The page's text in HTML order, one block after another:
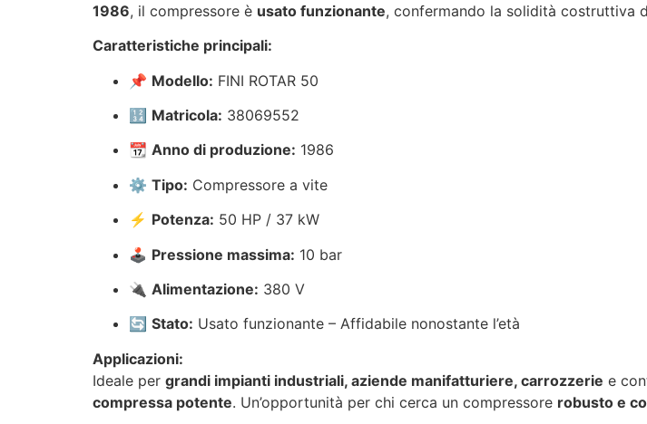
1986, il compressore è usato funzionante, confermando la solidità costruttiva
Caratteristiche principali:
📌 Modello: FINI ROTAR 50
🔢 Matricola: 38069552
📆 Anno di produzione: 1986
⚙️ Tipo: Compressore a vite
⚡ Potenza: 50 HP / 37 kW
🕹 Pressione massima: 10 bar
🔌 Alimentazione: 380 V
🔄 Stato: Usato funzionante – Affidabile nonostante l’età
Applicazioni:
Ideale per grandi impianti industriali, aziende manifatturiere, carrozzerie e
compressa potente. Un’opportunità per chi cerca un compressore robusto e